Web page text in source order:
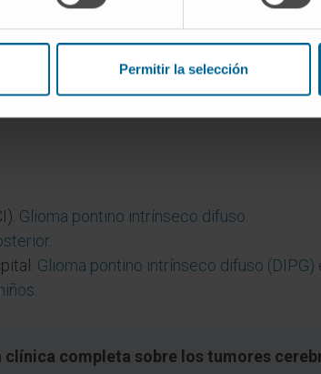
Permitir la selección
del tronco, que son la variedad
prolongado con resonancia
aunque en la mayoría de los casos la
Glioma pontino intrínseco difuso
Glioma pontino intrínseco difuso (DIPG)
completa sobre los tumores